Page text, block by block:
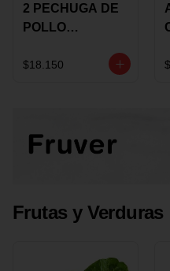
2 PECHUGA DE
POLLO
MARINADA X
$18.150
Frutas y Verduras